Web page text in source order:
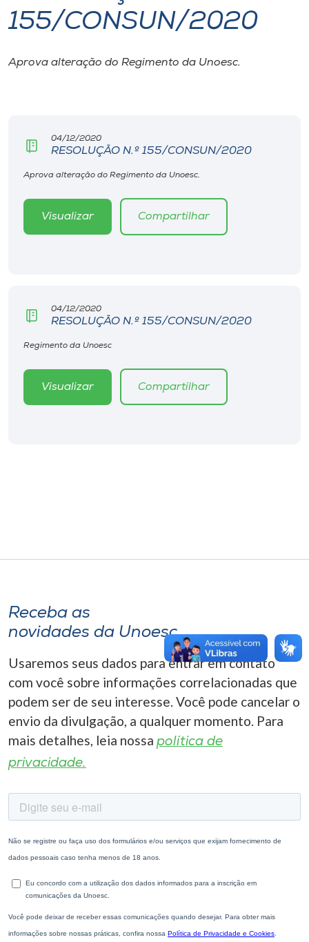
I.nova
Diplomados
CPA
Editora
Museu
Store
155/CONSUN/2020
Aprova alteração do Regimento da Unoesc.
04/12/2020
RESOLUÇÃO N.º 155/CONSUN/2020
Aprova alteração do Regimento da Unoesc.
Visualizar Compartilhar
04/12/2020
RESOLUÇÃO N.º 155/CONSUN/2020
Regimento da Unoesc
Visualizar Compartilhar
Receba as
novidades da Unoesc
Usaremos seus dados para entrar em contato
com você sobre informações correlacionadas que
podem ser de seu interesse. Você pode cancelar o
envio da divulgação, a qualquer momento. Para
mais detalhes, leia nossa política de
privacidade.